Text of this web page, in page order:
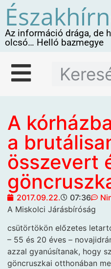
Az információ drága, de
olcsó… Helló bazmegye
A
a
összevert
2017.09.22. 07:36
A Miskolci Járásbíróság
csütörtökön előzetes
– 55 és 20 éves –
azzal gyanúsítanak, hogy
göncruszkai otthonában